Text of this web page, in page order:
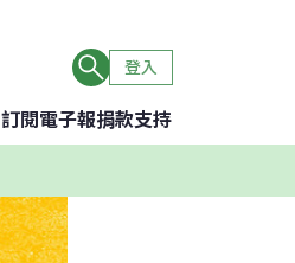
登入
訂閱電子報捐款支持